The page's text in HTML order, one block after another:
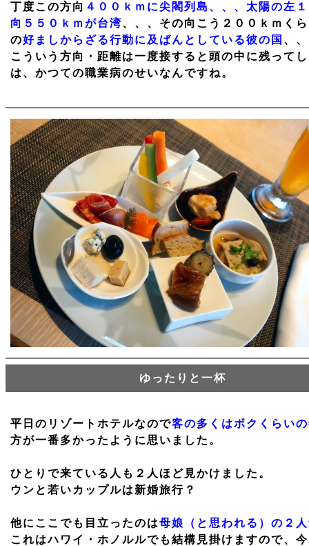
丁度この方向 ４００ｋｍに尖閣列島、、、太陽の左
向５５０ｋｍが台湾、、、その向こう２００ｋｍく
の好ましからざる行動に及ばんとしている彼の国 、
こういう方向・距離は一度接すると頭の中に残って
は、かつての職業病のせいなんですね。
ゆったりと一杯
平日のリゾートホテルなので客の多くはボクくらい
方が一番多かったように思いました。
ひとりで来ている人も２人ほど見かけました。
ウンと若いカップルは新婚旅行？
他にここでも目立ったのは母娘（と思われる）の２
これはハワイ・ホノルルでも結構見掛けますので、